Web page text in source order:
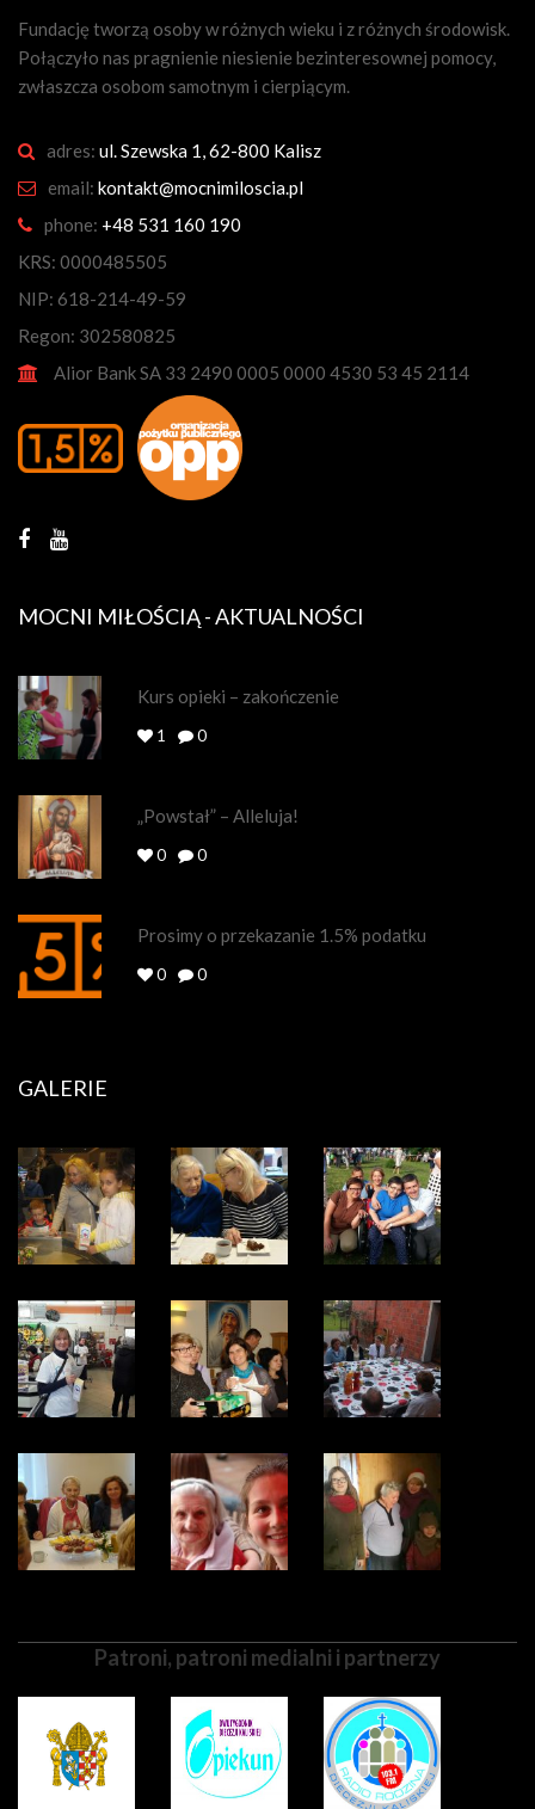
Fundację tworzą osoby w różnych wieku i z różnych środowisk.
Połączyło nas pragnienie niesienie bezinteresownej pomocy,
zwłaszcza osobom samotnym i cierpiącym.
adres: ul. Szewska 1, 62-800 Kalisz
email: kontakt@mocnimiloscia.pl
phone: +48 531 160 190
KRS: 0000485505
NIP: 618-214-49-59
Regon: 302580825
Alior Bank SA 33 2490 0005 0000 4530 53 45 2114
MOCNI MIŁOŚCIĄ - AKTUALNOŚCI
Kurs opieki – zakończenie
1 0
„Powstał” – Alleluja!
0 0
Prosimy o przekazanie 1.5% podatku
0 0
GALERIE
Patroni, patroni medialni i partnerzy